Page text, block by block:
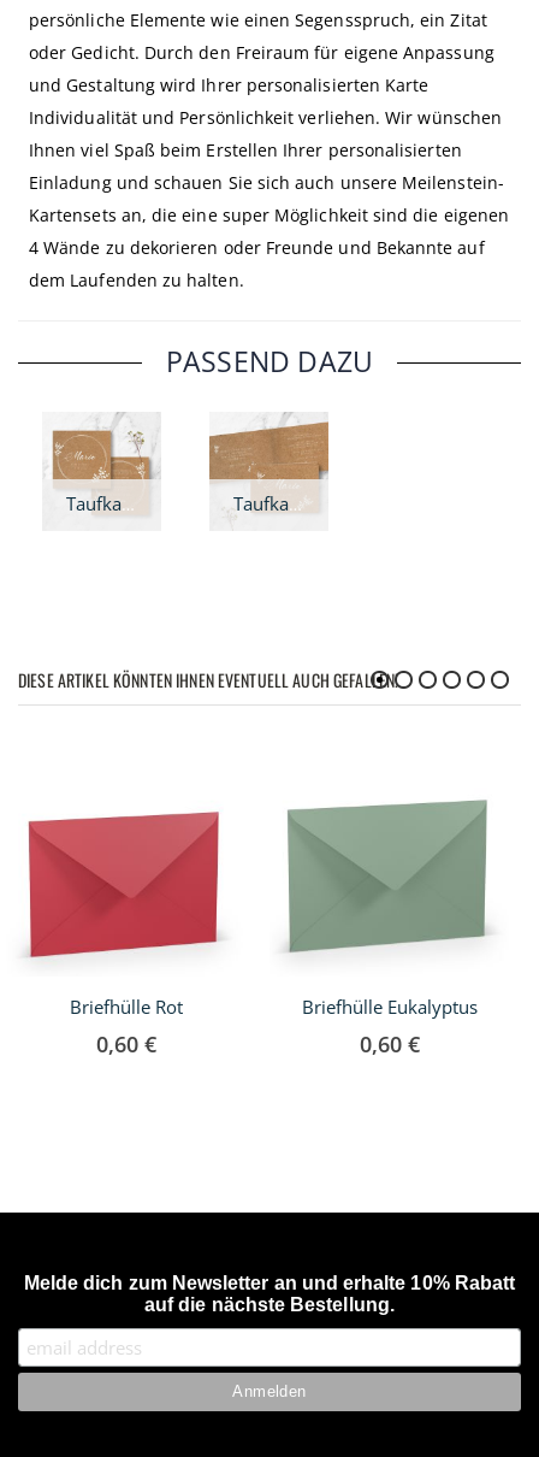
persönliche Elemente wie einen Segensspruch, ein Zitat
oder Gedicht. Durch den Freiraum für eigene Anpassung
und Gestaltung wird Ihrer personalisierten Karte
Individualität und Persönlichkeit verliehen. Wir wünschen
Ihnen viel Spaß beim Erstellen Ihrer personalisierten
Einladung und schauen Sie sich auch unsere Meilenstein-
Kartensets an, die eine super Möglichkeit sind die eigenen
4 Wände zu dekorieren oder Freunde und Bekannte auf
dem Laufenden zu halten.
PASSEND DAZU
Taufkarte Harmonie - quadratisch Taufkarte Harmonie - A6 Klappkarte
DIESE ARTIKEL KÖNNTEN IHNEN EVENTUELL AUCH GEFALLEN!
Briefhülle Rot
0,60 €
Briefhülle Eukalyptus
0,60 €
Melde dich zum Newsletter an und erhalte 10% Rabatt
auf die nächste Bestellung.